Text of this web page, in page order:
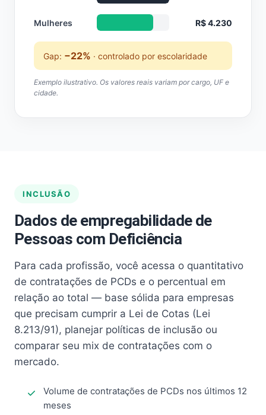
Mulheres R$ 4.230
Gap: −22% · controlado por escolaridade
Exemplo ilustrativo. Os valores reais variam por cargo, UF e
cidade.
INCLUSÃO
Dados de empregabilidade de
Pessoas com Deficiência
Para cada profissão, você acessa o quantitativo
de contratações de PCDs e o percentual em
relação ao total — base sólida para empresas
que precisam cumprir a Lei de Cotas (Lei
8.213/91), planejar políticas de inclusão ou
comparar seu mix de contratações com o
mercado.
Volume de contratações de PCDs nos últimos 12
meses